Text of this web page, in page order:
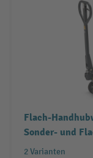
Flach-
Sonder- und
2 Varianten